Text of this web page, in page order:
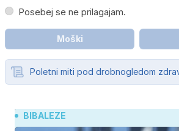
Posebej se ne prilagajam.
Moški
Poletni miti pod drobnogledom
BIBALEZE